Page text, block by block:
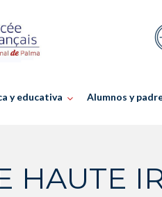
y educativa Alumnos y
HAUTE